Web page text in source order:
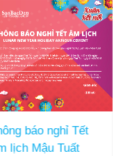
báo nghỉ Tết
lịch Mậu Tuất